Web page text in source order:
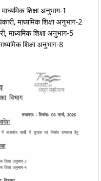
शिक्षा अनुभाग-1
माध्यमिक शिक्षा अनुभाग-2
माध्यमिक शिक्षा अनुभाग-5
शिक्षा अनुभाग-8